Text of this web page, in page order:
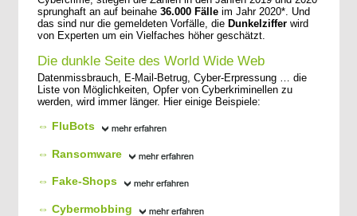
sprunghaft an auf beinahe 36.000 Fälle im Jahr 2020*. Und
das sind nur die gemeldeten Vorfälle, die Dunkelziffer wird
von Experten um ein Vielfaches höher geschätzt.
Die dunkle Seite des World Wide Web
Datenmissbrauch, E-Mail-Betrug, Cyber-Erpressung … die
Liste von Möglichkeiten, Opfer von Cyberkriminellen zu
werden, wird immer länger. Hier einige Beispiele:
⇔ FluBots
⇔ Ransomware
⇔ Fake-Shops
⇔ Cybermobbing